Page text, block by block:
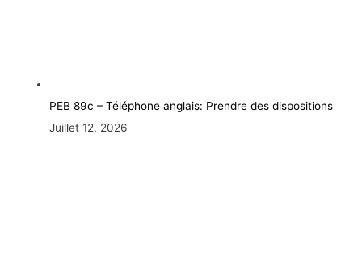
PEB 89c – Téléphone anglais: Prendre des dispositions
Juillet 12, 2026